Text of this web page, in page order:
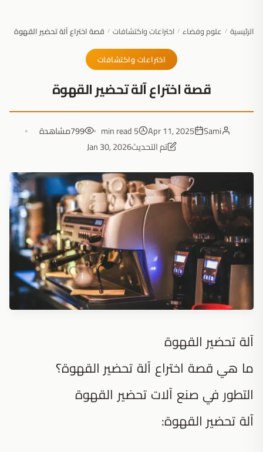
الرئيسية / علوم وفضاء / اختراعات واكتشافات / قصة اختراع آلة تحضير القهوة
اختراعات واكتشافات
قصة اختراع آلة تحضير القهوة
Sami
Apr 11, 2025
5 min read
799مشاهدة
تم التحديثJan 30, 2026
آلة تحضير القهوة
ما هي قصة اختراع آلة تحضير القهوة؟
التطور في صنع آلات تحضير القهوة
آلة تحضير القهوة: